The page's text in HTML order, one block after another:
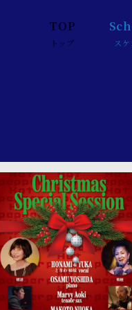
TOP
トップ ス